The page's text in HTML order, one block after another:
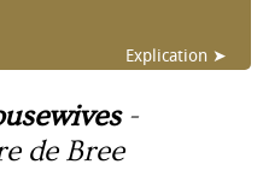
Explication ➤
-
de Bree